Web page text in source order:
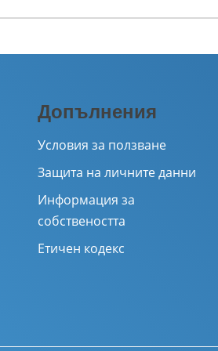
Допълнения
Условия за ползване
Защита на личните данни
Информация за
собствеността
Етичен кодекс